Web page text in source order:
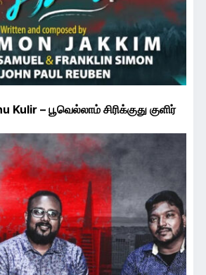
– பூவெல்லாம் சிரிக்குது குளிர்